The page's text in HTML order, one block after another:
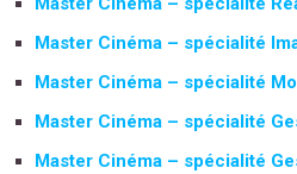
Master Cinéma – spécialité
Master Cinéma – spécialité
Master Cinéma – spécialité
Master Cinéma – spécialité